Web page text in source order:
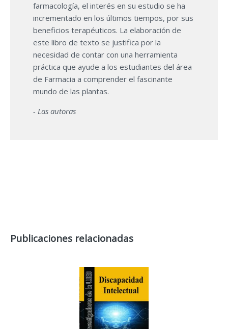
farmacología, el interés en su estudio se ha
incrementado en los últimos tiempos, por sus
beneficios terapéuticos. La elaboración de
este libro de texto se justifica por la
necesidad de contar con una herramienta
práctica que ayude a los estudiantes del área
de Farmacia a comprender el fascinante
mundo de las plantas.
- Las autoras
Publicaciones relacionadas